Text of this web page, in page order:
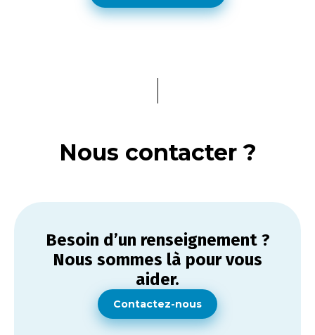
Nous contacter ?
Besoin d’un renseignement ?
Nous sommes là pour vous
aider.
Contactez-nous